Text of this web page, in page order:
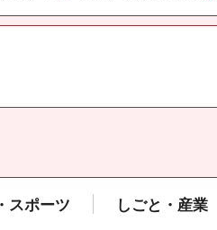
スポーツ しごと・産業